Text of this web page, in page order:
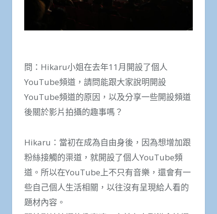
問：Hikaru小姐在去年11月開設了個人
YouTube頻道，請問能跟大家說明開設
YouTube頻道的原因，以及分享一些開設頻道
後關於影片拍攝的趣事嗎？
Hikaru：當初在成為自由身後，因為想增加跟
粉絲接觸的渠道，就開設了個人YouTube頻
道。所以在YouTube上不只有音樂，還會有一
些自己個人生活相關，以往沒有呈現給人看的
題材內容。